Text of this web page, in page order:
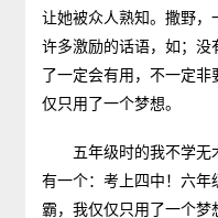
让她被众人熟知。撒野
许多激励的话语，如；
了一定会有用，不一定
仅只用了一个梦想。
五年级时的我不学无
有一个：考上四中！六
霸，我仅仅只用了一个梦